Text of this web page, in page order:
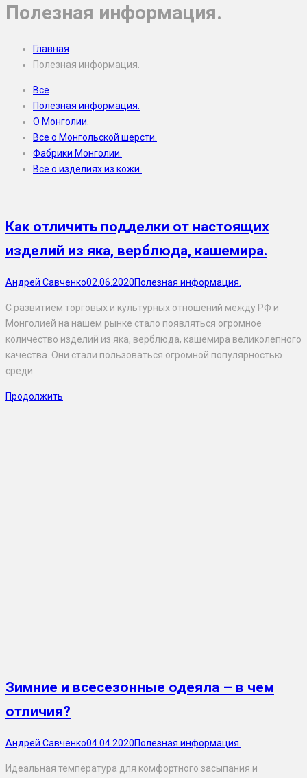
Полезная информация.
Главная
Полезная информация.
Все
Полезная информация.
О Монголии.
Все о Монгольской шерсти.
Фабрики Монголии.
Все о изделиях из кожи.
Как отличить подделки от настоящих
изделий из яка, верблюда, кашемира.
Андрей Савченко02.06.2020Полезная информация.
С развитием торговых и культурных отношений между РФ и
Монголией на нашем рынке стало появляться огромное
количество изделий из яка, верблюда, кашемира великолепного
качества. Они стали пользоваться огромной популярностью
среди…
Продолжить
Зимние и всесезонные одеяла – в чем
отличия?
Андрей Савченко04.04.2020Полезная информация.
Идеальная температура для комфортного засыпания и